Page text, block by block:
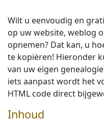
Wilt u eenvoudig en
op uw website, weblog
opnemen? Dat kan, u
te kopiëren! Hieronder
van uw eigen
iets aanpast wordt het
HTML code direct
Inhoud